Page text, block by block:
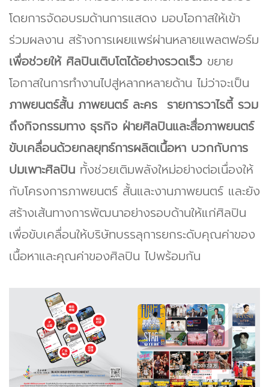
โดยการจัดอบรมด้านการแสดง มอบโอกาสให้เข้า
ร่วมผลงาน สร้างการเผยแพร่ผ่านหลายแพลตฟอร์ม
เพื่อช่วยให้ ศิลปินเติบโตได้อย่างรวดเร็ว ขยาย
โอกาสในการทำงานไปสู่หลากหลายด้าน ไม่ว่าจะเป็น
ภาพยนตร์สั้น ภาพยนตร์ ละคร รายการวาไรตี้ รวม
ถึงกิจกรรมทาง ธุรกิจ ฝ่ายศิลปินและสื่อภาพยนตร์
ขับเคลื่อนด้วยกลยุทธ์การผลิตเนื้อหา บวกกับการ
บ่มเพาะศิลปิน ทั้งช่วยเติมพลังใหม่อย่างต่อเนื่องให้
กับโครงการภาพยนตร์ สั้นและงานภาพยนตร์ และยัง
สร้างเส้นทางการพัฒนาอย่างรอบด้านให้แก่ศิลปิน
เพื่อขับเคลื่อนให้บริษัทบรรลุการยกระดับคุณค่าของ
เนื้อหาและคุณค่าของศิลปิน ไปพร้อมกัน